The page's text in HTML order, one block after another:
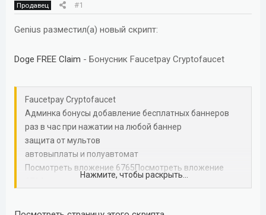
Продавец #1
Genius разместил(а) новый скрипт:
Doge FREE Claim - Бонусник Faucetpay Cryptofaucet
Faucetpay Cryptofaucet
Админка бонусы добавление бесплатных баннеров
раз в час при нажатии на любой баннер
защита от мультов
автовыплаты и полуавтомат
Посмотреть вложение 6765Посмотреть вложение
Нажмите, чтобы раскрыть...